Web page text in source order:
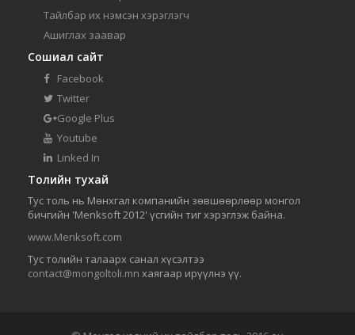
Тайлбар их нэмсэн хэрэглэгч
Ашиглах заавар
Сошиал сайт
Facebook
Twitter
Google Plus
Youtube
Linked In
Толийн тухай
Тус толь нь Мөнхгал компанийн зөвшөөрлөөр монгол
бичгийн 'Menksoft 2012' үсгийн тиг хэрэглэж байна.
www.Menksoft.com
Тус толийн талаарх санал хүсэлтээ
contact@mongoltoli.mn хаягаар ирүүлнэ үү.